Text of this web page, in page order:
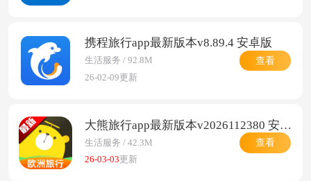
携程旅行app最新版本v8.89.4 安卓版
生活服务 / 92.8M
26-02-09更新
查看
大熊旅行app最新版本v2026112380 安卓版
生活服务 / 42.3M
26-03-03更新
查看